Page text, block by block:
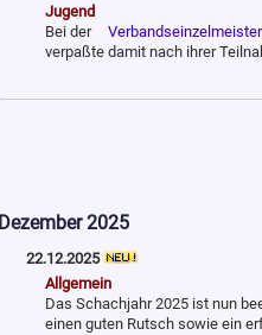
Jugend
Bei der
verpaßte damit nach ihrer
Dezember 2025
22.12.2025
Allgemein
Das Schachjahr 2025 ist nun
einen guten Rutsch sowie ein